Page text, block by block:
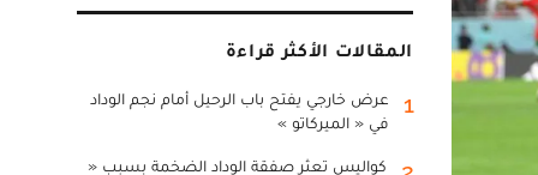
المقالات الأكثر قراءة
1
عرض خارجي يفتح باب الرحيل أمام نجم الوداد
في « الميركاتو »
كواليس تعثر صفقة الوداد الضخمة بسبب «